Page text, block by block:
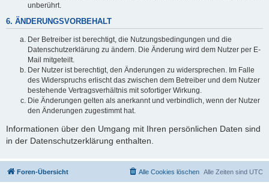
unberührt.
6. ÄNDERUNGSVORBEHALT
Der Betreiber ist berechtigt, die Nutzungsbedingungen und die
Datenschutzerklärung zu ändern. Die Änderung wird dem Nutzer per E-
Mail mitgeteilt.
Der Nutzer ist berechtigt, den Änderungen zu widersprechen. Im Falle
des Widerspruchs erlischt das zwischen dem Betreiber und dem Nutzer
bestehende Vertragsverhältnis mit sofortiger Wirkung.
Die Änderungen gelten als anerkannt und verbindlich, wenn der Nutzer
den Änderungen zugestimmt hat.
Informationen über den Umgang mit Ihren persönlichen Daten sind
in der Datenschutzerklärung enthalten.
Foren-Übersicht Alle Zeiten sind UTC
Alle Cookies löschen